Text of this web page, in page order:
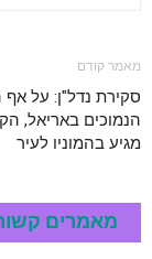
מאמר קודם
סקירת נדל"ן: על אף
הנמוכים באריאל,
מגיע בהמוניו לעיר
מאמרים